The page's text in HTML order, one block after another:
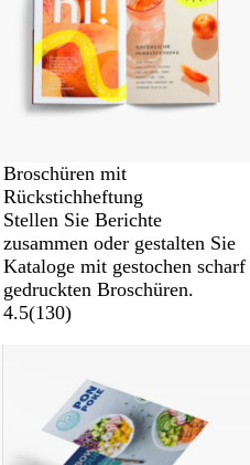
Broschüren mit
Rückstichheftung
Stellen Sie Berichte
zusammen oder gestalten Sie
Kataloge mit gestochen scharf
gedruckten Broschüren.
4.5(130)